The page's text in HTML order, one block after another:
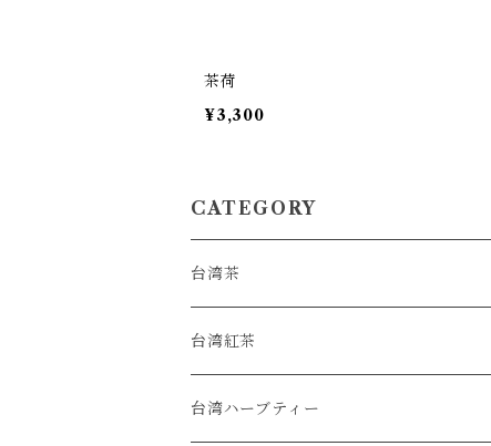
茶荷
¥3,300
CATEGORY
台湾茶
烏龍茶
緑茶
台湾紅茶
台湾ハーブティー